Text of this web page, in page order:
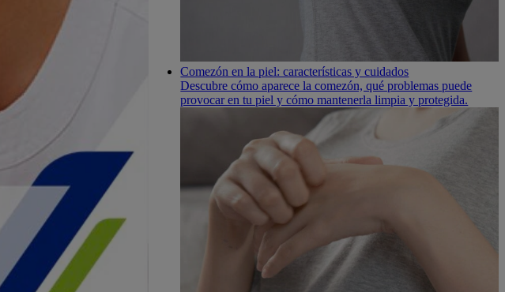
Comezón en la piel: características y cuidados
Descubre cómo aparece la comezón, qué problemas puede
provocar en tu piel y cómo mantenerla limpia y protegida.